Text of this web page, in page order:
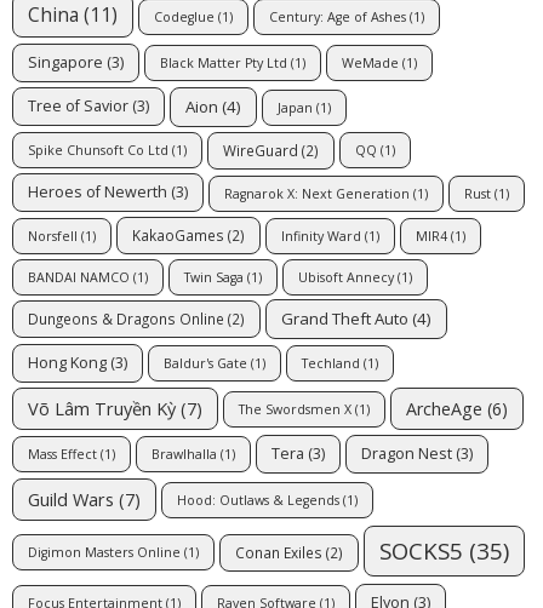
China (11) Codeglue (1) Century: Age of Ashes (1)
Singapore (3) Black Matter Pty Ltd (1) WeMade (1)
Tree of Savior (3) Aion (4) Japan (1)
Spike Chunsoft Co Ltd (1) WireGuard (2) QQ (1)
Heroes of Newerth (3) Ragnarok X: Next Generation (1) Rust (1)
Norsfell (1) KakaoGames (2) Infinity Ward (1) MIR4 (1)
BANDAI NAMCO (1) Twin Saga (1) Ubisoft Annecy(1)
Dungeons & Dragons Online (2) Grand Theft Auto (4)
Hong Kong (3) Baldur's Gate (1) Techland (1)
Võ Lâm Truyền Kỳ (7) The Swordsmen X (1) ArcheAge (6)
Mass Effect (1) Brawlhalla (1) Tera (3) Dragon Nest (3)
Guild Wars (7) Hood: Outlaws & Legends (1)
Digimon Masters Online (1) Conan Exiles (2) SOCKS5 (35)
Focus Entertainment (1) Raven Software (1) Elyon (3)